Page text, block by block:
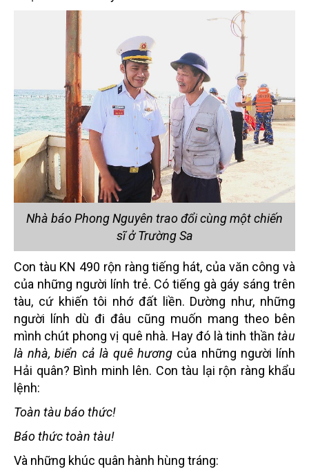
Nhà báo Phong Nguyên trao đổi cùng một chiến
sĩ ở Trường Sa
Con tàu KN 490 rộn ràng tiếng hát, của văn công và
của những người lính trẻ. Có tiếng gà gáy sáng trên
tàu, cứ khiến tôi nhớ đất liền. Dường như, những
người lính dù đi đâu cũng muốn mang theo bên
mình chút phong vị quê nhà. Hay đó là tinh thần tàu
là nhà, biển cả là quê hương của những người lính
Hải quân? Bình minh lên. Con tàu lại rộn ràng khẩu
lệnh:
Toàn tàu báo thức!
Báo thức toàn tàu!
Và những khúc quân hành hùng tráng: